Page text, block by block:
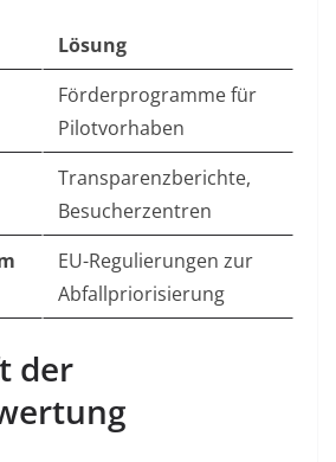
Lösung
Förderprogramme für
Pilotvorhaben
Transparenzberichte,
Besucherzentren
EU-Regulierungen zur
Abfallpriorisierung
der